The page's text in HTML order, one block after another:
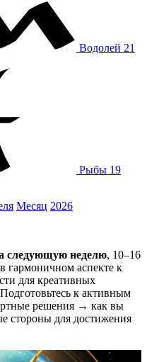
Водолей 21
Рыбы 19
Месяц 2026
следующую неделю, 10–16
гармоничном аспекте к
для креативных
к активным
решения → как вы
стороны для достижения